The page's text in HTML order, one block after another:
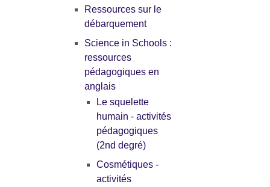
Ressources sur le
débarquement
Science in Schools :
ressources
pédagogiques en
anglais
Le squelette
humain - activités
pédagogiques
(2nd degré)
Cosmétiques -
activités